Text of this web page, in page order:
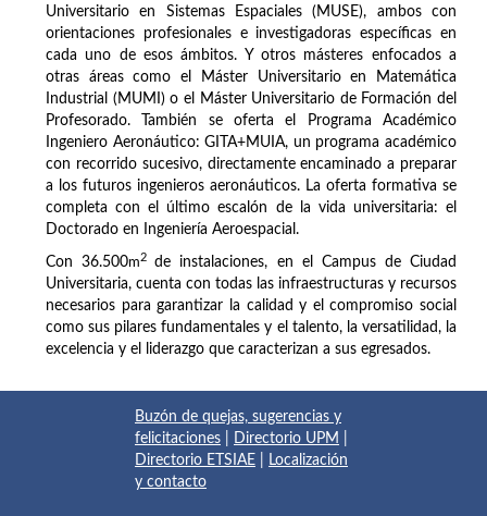
Universitario en Sistemas Espaciales (MUSE), ambos con
orientaciones profesionales e investigadoras específicas en
cada uno de esos ámbitos. Y otros másteres enfocados a
otras áreas como el Máster Universitario en Matemática
Industrial (MUMI) o el Máster Universitario de Formación del
Profesorado. También se oferta el Programa Académico
Ingeniero Aeronáutico: GITA+MUIA, un programa académico
con recorrido sucesivo, directamente encaminado a preparar
a los futuros ingenieros aeronáuticos. La oferta formativa se
completa con el último escalón de la vida universitaria: el
Doctorado en Ingeniería Aeroespacial.
Con 36.500m2
de instalaciones, en el Campus de Ciudad
Universitaria, cuenta con todas las infraestructuras y recursos
necesarios para garantizar la calidad y el compromiso social
como sus pilares fundamentales y el talento, la versatilidad, la
excelencia y el liderazgo que caracterizan a sus egresados.
Buzón de quejas, sugerencias y
felicitaciones
Directorio UPM
Directorio ETSIAE
Localización
y contacto